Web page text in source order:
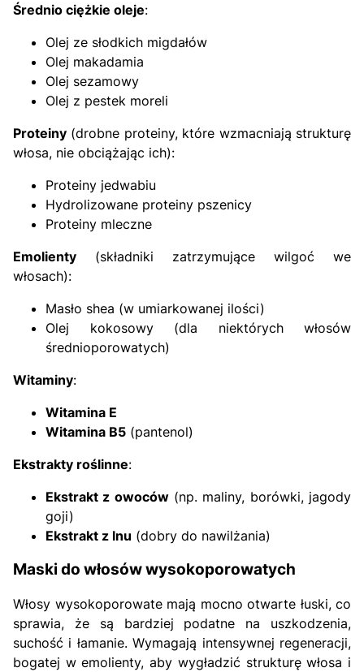
Średnio ciężkie oleje:
Olej ze słodkich migdałów
Olej makadamia
Olej sezamowy
Olej z pestek moreli
Proteiny (drobne proteiny, które wzmacniają strukturę
włosa, nie obciążając ich):
Proteiny jedwabiu
Hydrolizowane proteiny pszenicy
Proteiny mleczne
Emolienty (składniki zatrzymujące wilgoć we
włosach):
Masło shea (w umiarkowanej ilości)
Olej kokosowy (dla niektórych włosów
średnioporowatych)
Witaminy:
Witamina E
Witamina B5 (pantenol)
Ekstrakty roślinne:
Ekstrakt z owoców(np. maliny, borówki, jagody
goji)
Ekstrakt z lnu (dobry do nawilżania)
Maski do włosów wysokoporowatych
Włosy wysokoporowate mają mocno otwarte łuski, co
sprawia, że są bardziej podatne na uszkodzenia,
suchość i łamanie. Wymagają intensywnej regeneracji,
bogatej w emolienty, aby wygładzić strukturę włosa i